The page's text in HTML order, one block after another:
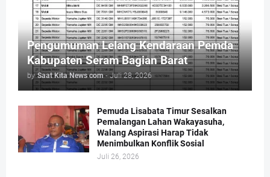
Pengumuman Lelang Kendaraan Pemda
Kabupaten Seram Bagian Barat
by Saat Kita News com - Juli 28, 2026
Pemuda Lisabata Timur Sesalkan
Pemalangan Lahan Wakayasuha,
Walang Aspirasi Harap Tidak
Menimbulkan Konflik Sosial
Juli 26, 2026